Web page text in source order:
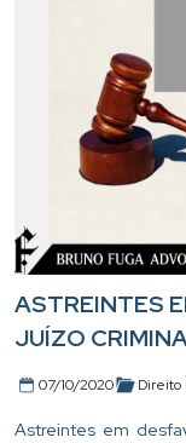
ASTREINTES
JUÍZO
07/10/2020 Direito
Astreintes em